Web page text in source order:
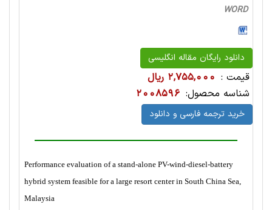
WORD
دانلود رایگان مقاله انگلیسی
قیمت : 2,755,000 ریال
شناسه محصول: 2008596
خرید ترجمه فارسی و دانلود
Performance evaluation of a stand-alone PV-wind-diesel-battery
hybrid system feasible for a large resort center in South China Sea,
Malaysia